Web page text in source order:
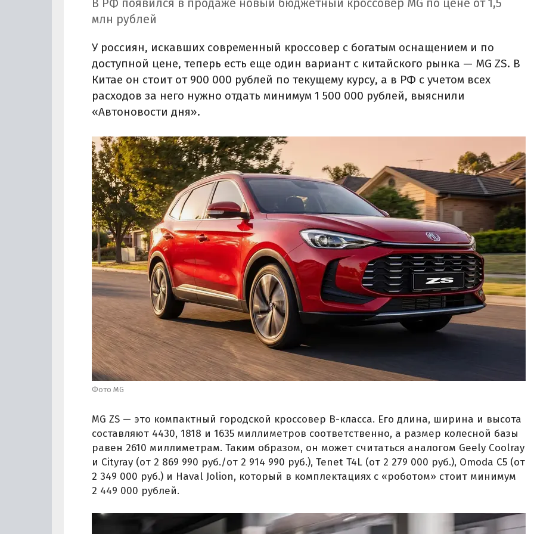
В РФ появился в продаже новый бюджетный кроссовер MG по цене от 1,5
млн рублей
У россиян, искавших современный кроссовер с богатым оснащением и по
доступной цене, теперь есть еще один вариант с китайского рынка — MG ZS. В
Китае он стоит от 900 000 рублей по текущему курсу, а в РФ с учетом всех
расходов за него нужно отдать минимум 1 500 000 рублей, выяснили
«Автоновости дня».
Фото MG
MG ZS — это компактный городской кроссовер B-класса. Его длина, ширина и высота
составляют 4430, 1818 и 1635 миллиметров соответственно, а размер колесной базы
равен 2610 миллиметрам. Таким образом, он может считаться аналогом Geely Coolray
и Cityray (от 2 869 990 руб./от 2 914 990 руб.), Tenet T4L (от 2 279 000 руб.), Omoda C5 (от
2 349 000 руб.) и Haval Jolion, который в комплектациях с «роботом» стоит минимум
2 449 000 рублей.